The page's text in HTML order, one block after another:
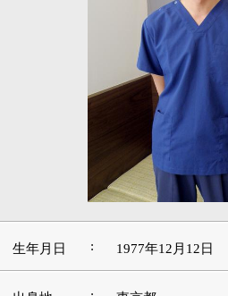
1977年12月12日
ゴルフ、スポーツ観戦、海外旅行
好きな本・
: 歯科関連書籍